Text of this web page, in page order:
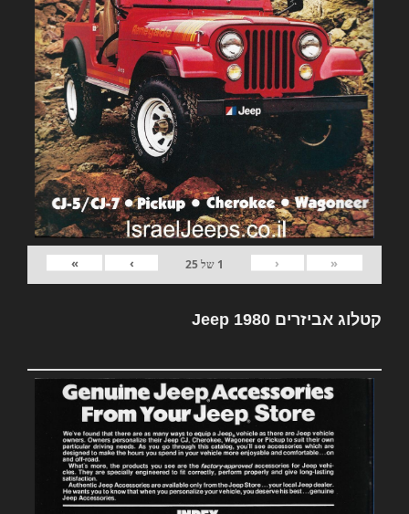
«
‹
1 של25
›
»
קטלוג אביזרים Jeep 1980